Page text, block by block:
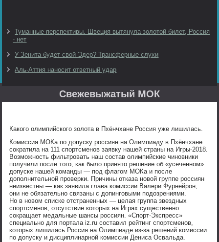
Туманные перспективы. Швеция вытянула золотой билет, Россия
- нет
У Зенита будет свой Эдер? Трансферные слухи
Аль-Аттия наносит ответный удар
Свежевыжатый МОК
Какого олимпийского золота в Пхёнчхане Россия уже лишилась.
Комиссия МОКа по допуску россиян на Олимпиаду в Пхёнчхане
сократила на 111 спортсменов заявку нашей страны на Игры-2018.
Возможность фильтровать наш состав олимпийские чиновники
получили после того, как было принято решение об «усеченном»
допуске нашей команды — под флагом МОКа и после
дополнительной проверки. Причины отказа новой группе россиян
неизвестны — как заявила глава комиссии Валери Фурнейрон,
они не обязательно связаны с допинговыми подозрениями.
Но в новом списке отстраненных — целая группа звездных
спортсменов, отсутствие которых на Играх существенно
сокращает медальные шансы россиян. «Спорт-Экспресс»
специально для портала iz.ru составил рейтинг спортсменов,
которых лишилась Россия на Олимпиаде из-за решений комиссии
по допуску и дисциплинарной комиссии Дениса Освальда.